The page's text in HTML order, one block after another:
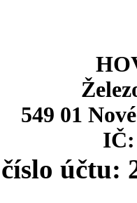
549 01
IČ:
číslo účtu: